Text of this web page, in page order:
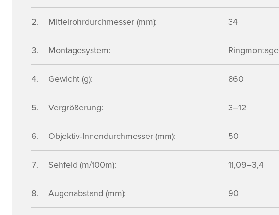
Mittelrohrdurchmesser (mm): 34
Montagesystem: Ringmontage
Gewicht (g): 860
Vergrößerung: 3–12
Objektiv-Innendurchmesser (mm): 50
Sehfeld (m/100m): 11,09–3,4
Augenabstand (mm): 90